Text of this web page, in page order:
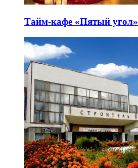
Тайм-кафе «Пятый угол»